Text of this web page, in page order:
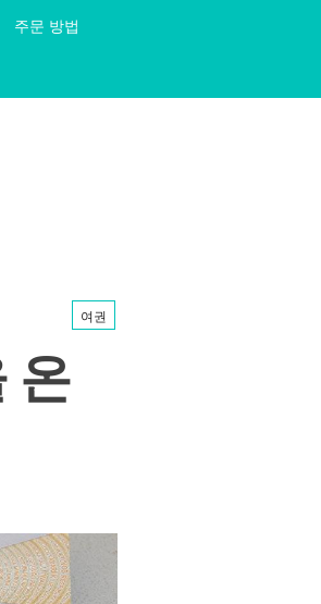
주문 방법
여권
온